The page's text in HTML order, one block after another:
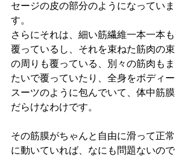
セージの皮の部分のようになっていま
す。
さらにそれは、細い筋繊維一本一本も
覆っているし、それを束ねた筋肉の束
の周りも覆っている、別々の筋肉もま
たいで覆っていたり、全身をボディー
スーツのように包んでいて、体中筋膜
だらけなわけです。
その筋膜がちゃんと自由に滑って正常
に動いていれば、なにも問題ないので